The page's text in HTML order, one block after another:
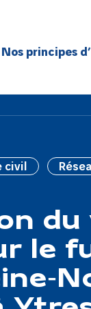
Nos principes
civil
le